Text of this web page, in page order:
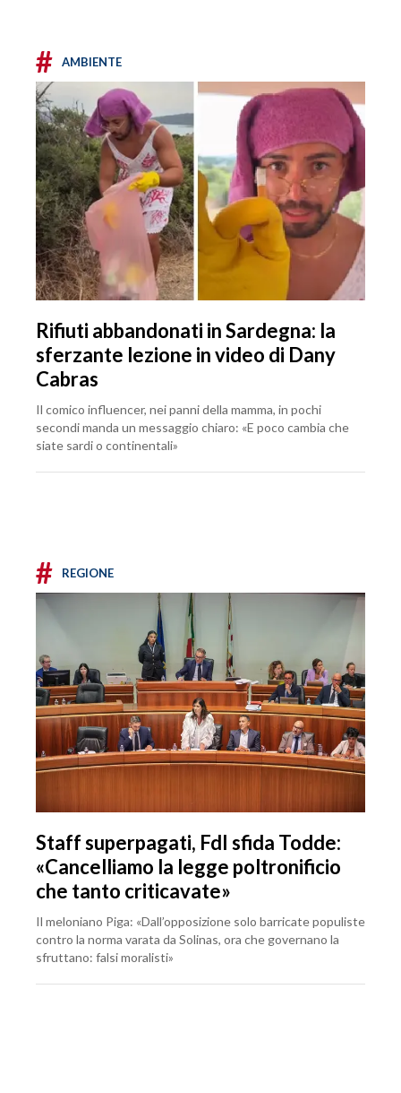
# AMBIENTE
Rifiuti abbandonati in Sardegna: la
sferzante lezione in video di Dany
Cabras
Il comico influencer, nei panni della mamma, in pochi
secondi manda un messaggio chiaro: «E poco cambia che
siate sardi o continentali»
# REGIONE
Staff superpagati, FdI sfida Todde:
«Cancelliamo la legge poltronificio
che tanto criticavate»
Il meloniano Piga: «Dall’opposizione solo barricate populiste
contro la norma varata da Solinas, ora che governano la
sfruttano: falsi moralisti»